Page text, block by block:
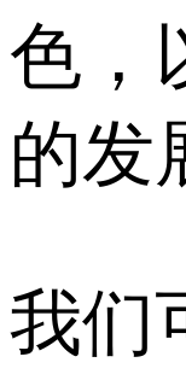
色，
的发
我们